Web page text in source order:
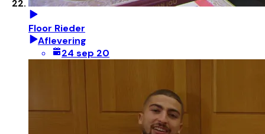
Floor Rieder
Aflevering
24 sep 20